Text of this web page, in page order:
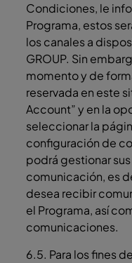
Condiciones, le
Programa, estos
los canales a
GROUP. Sin
momento y de
reservada en este
Account” y en la
seleccionar la
configuración de
podrá gestionar
comunicación, es
desea recibir
el Programa, así
comunicaciones.
6.5. Para los fines